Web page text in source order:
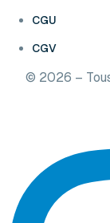
CGU
CGV
© 2026 –